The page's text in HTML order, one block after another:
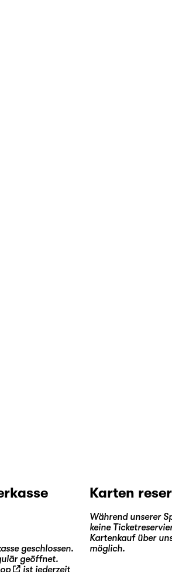
geschlossen.
geöffnet.
ist jederzeit
Karten
Während unserer
keine
Kartenkauf über
möglich.